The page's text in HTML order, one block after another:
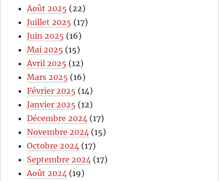
Août 2025 (22)
Juillet 2025 (17)
Juin 2025 (16)
Mai 2025 (15)
Avril 2025 (12)
Mars 2025 (16)
Février 2025 (14)
Janvier 2025 (12)
Décembre 2024 (17)
Novembre 2024 (15)
Octobre 2024 (17)
Septembre 2024 (17)
Août 2024 (19)